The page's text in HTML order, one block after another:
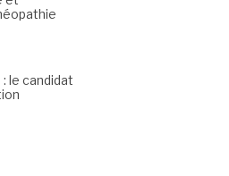
le candidat